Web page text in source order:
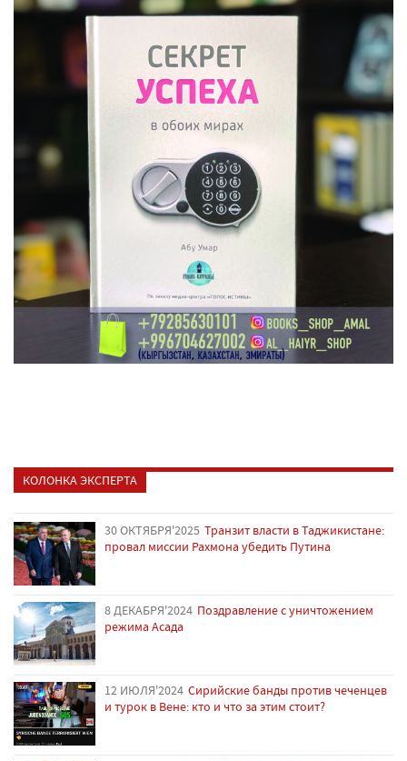
КОЛОНКА ЭКСПЕРТА
30 ОКТЯБРЯ'2025 Транзит власти в Таджикистане:
провал миссии Рахмона убедить Путина
8 ДЕКАБРЯ'2024 Поздравление с уничтожением
режима Асада
12 ИЮЛЯ'2024 Сирийские банды против чеченцев
и турок в Вене: кто и что за этим стоит?